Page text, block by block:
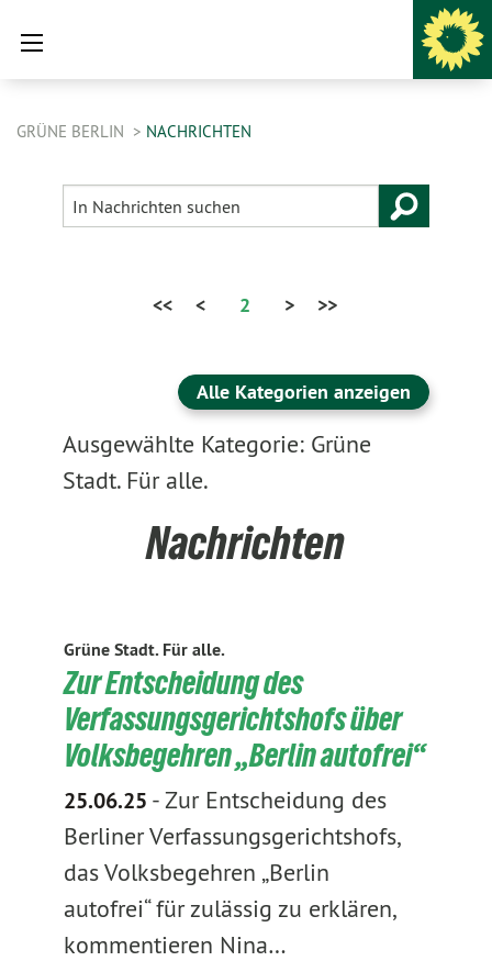
GRÜNE BERLIN NACHRICHTEN
<< < 2 > >>
Alle Kategorien anzeigen
Ausgewählte Kategorie: Grüne
Stadt. Für alle.
Nachrichten
Grüne Stadt. Für alle.
Zur Entscheidung des
Verfassungsgerichtshofs über
Volksbegehren „Berlin autofrei“
25.06.25 -Zur Entscheidung des
Berliner Verfassungsgerichtshofs,
das Volksbegehren „Berlin
autofrei“ für zulässig zu erklären,
kommentieren Nina…